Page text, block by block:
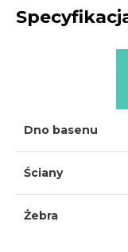
Dno basenu
Ściany
Żebra